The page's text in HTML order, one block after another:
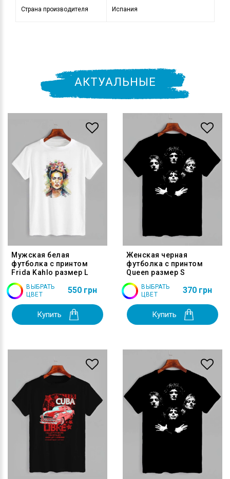
Страна производителя Испания
АКТУАЛЬНЫЕ
Мужская белая
футболка с принтом
Frida Kahlo размер L
ВЫБРАТЬ
ЦВЕТ
550 грн
Купить
Женская черная
футболка с принтом
Queen размер S
ВЫБРАТЬ
ЦВЕТ
370 грн
Купить